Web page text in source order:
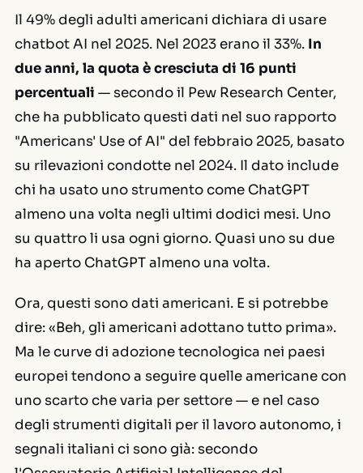
Il 49% degli adulti americani dichiara di usare
chatbot AI nel 2025. Nel 2023 erano il 33%. In
due anni, la quota è cresciuta di 16 punti
percentuali — secondo il Pew Research Center,
che ha pubblicato questi dati nel suo rapporto
"Americans' Use of AI" del febbraio 2025, basato
su rilevazioni condotte nel 2024. Il dato include
chi ha usato uno strumento come ChatGPT
almeno una volta negli ultimi dodici mesi. Uno
su quattro li usa ogni giorno. Quasi uno su due
ha aperto ChatGPT almeno una volta.
Ora, questi sono dati americani. E si potrebbe
dire: «Beh, gli americani adottano tutto prima».
Ma le curve di adozione tecnologica nei paesi
europei tendono a seguire quelle americane con
uno scarto che varia per settore — e nel caso
degli strumenti digitali per il lavoro autonomo, i
segnali italiani ci sono già: secondo